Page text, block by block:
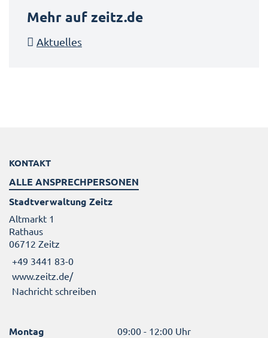
Mehr auf zeitz.de
Aktuelles
KONTAKT
ALLE ANSPRECHPERSONEN
Stadtverwaltung Zeitz
Altmarkt 1
Rathaus
06712 Zeitz
+49 3441 83-0
www.zeitz.de/
Nachricht schreiben
Montag 09:00 - 12:00 Uhr